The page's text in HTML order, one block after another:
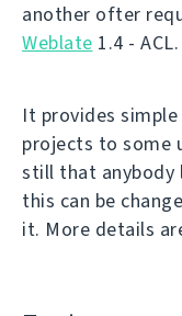
another ofter
Weblate 1.4 - ACL.
It provides
projects to some
still that anybody
this can be
it. More details